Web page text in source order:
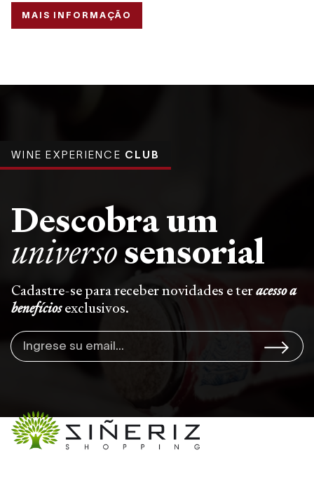
MAIS INFORMAÇÃO
WINE EXPERIENCE CLUB
Descobra um
universosensorial
Cadastre-se para receber novidades e teracesso a
benefíciosexclusivos.